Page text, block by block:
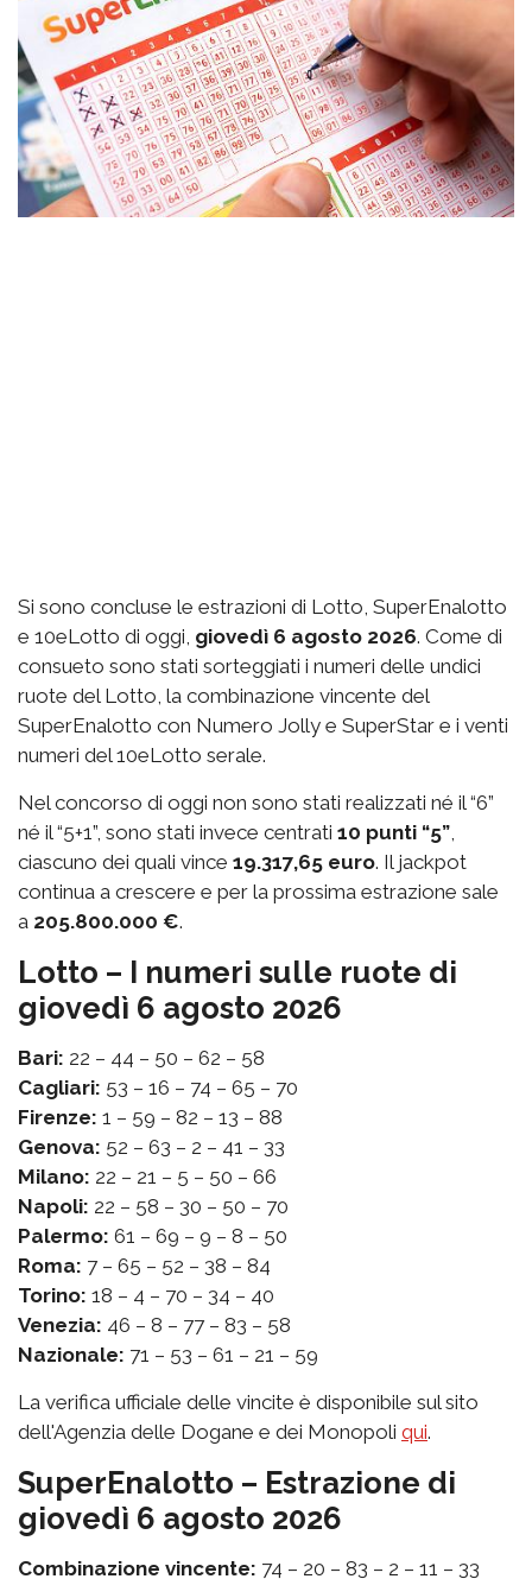
Si sono concluse le estrazioni di Lotto, SuperEnalotto
e 10eLotto di oggi, giovedì 6 agosto 2026. Come di
consueto sono stati sorteggiati i numeri delle undici
ruote del Lotto, la combinazione vincente del
SuperEnalotto con Numero Jolly e SuperStar e i venti
numeri del 10eLotto serale.
Nel concorso di oggi non sono stati realizzati né il “6”
né il “5+1”, sono stati invece centrati 10 punti “5”,
ciascuno dei quali vince 19.317,65 euro. Il jackpot
continua a crescere e per la prossima estrazione sale
a 205.800.000 €.
Lotto – I numeri sulle ruote di
giovedì 6 agosto 2026
Bari: 22 – 44 – 50 – 62 – 58
Cagliari: 53 – 16 – 74 – 65 – 70
Firenze: 1 – 59 – 82 – 13 – 88
Genova: 52 – 63 – 2 – 41 – 33
Milano: 22 – 21 – 5 – 50 – 66
Napoli: 22 – 58 – 30 – 50 – 70
Palermo: 61 – 69 – 9 – 8 – 50
Roma: 7 – 65 – 52 – 38 – 84
Torino: 18 – 4 – 70 – 34 – 40
Venezia: 46 – 8 – 77 – 83 – 58
Nazionale: 71 – 53 – 61 – 21 – 59
La verifica ufficiale delle vincite è disponibile sul sito
dell'Agenzia delle Dogane e dei Monopoli qui.
SuperEnalotto – Estrazione di
giovedì 6 agosto 2026
Combinazione vincente: 74 – 20 – 83 – 2 – 11 – 33